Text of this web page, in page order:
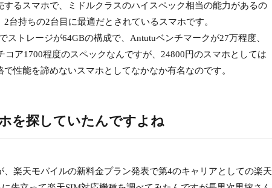
るスマホで、ミドルクラスのハイスペック相当の能力があるの
台持ちの2台目に最適だとされているスマホです。
ストレージが64GBの構成で、Antutuベンチマークが27万程度、
ア1700程度のスペックなんですが、24800円のスマホとしては
性能を諦めないスマホとしてなかなか有名なのです。
を探していたんですよね
楽天モバイルの新料金プラン発表で第4のキャリアとしての楽天